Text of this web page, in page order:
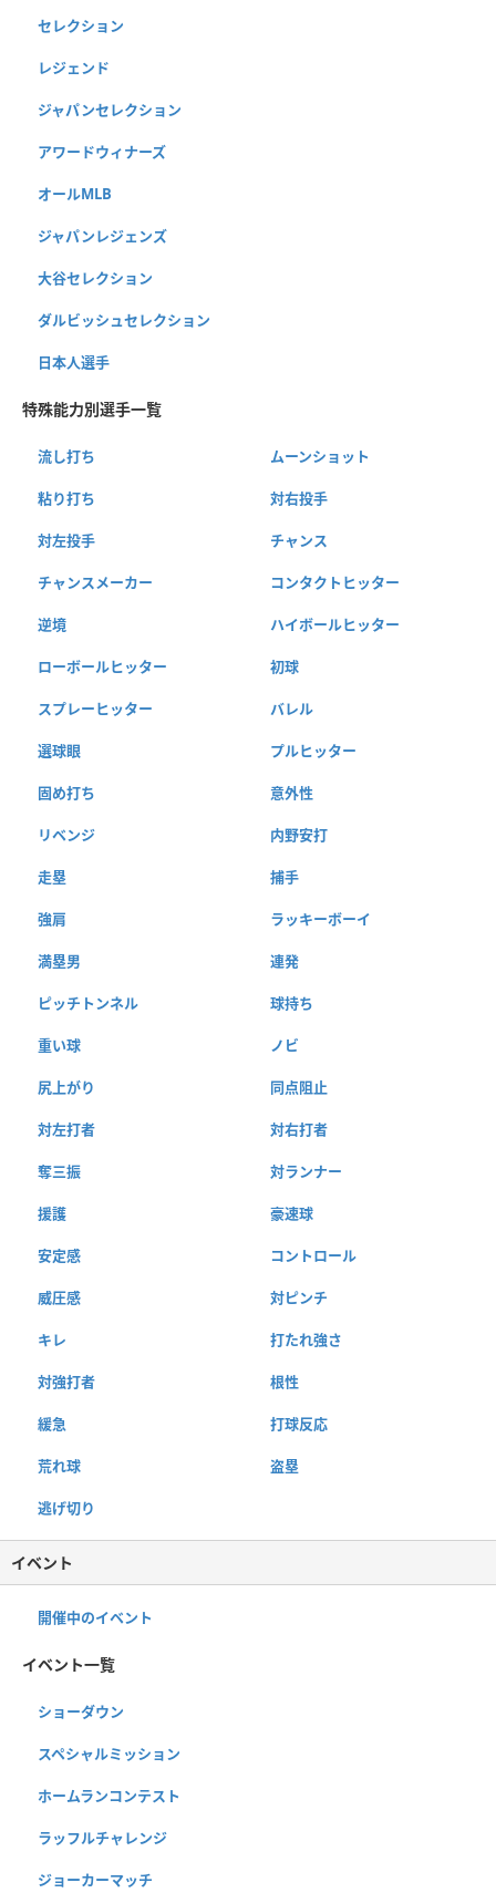
セレクション
レジェンド
ジャパンセレクション
アワードウィナーズ
オールMLB
ジャパンレジェンズ
大谷セレクション
ダルビッシュセレクション
日本人選手
特殊能力別選手一覧
流し打ち ムーンショット
粘り打ち 対右投手
対左投手 チャンス
チャンスメーカー コンタクトヒッター
逆境 ハイボールヒッター
ローボールヒッター 初球
スプレーヒッター バレル
選球眼 プルヒッター
固め打ち 意外性
リベンジ 内野安打
走塁 捕手
強肩 ラッキーボーイ
満塁男 連発
ピッチトンネル 球持ち
重い球 ノビ
尻上がり 同点阻止
対左打者 対右打者
奪三振 対ランナー
援護 豪速球
安定感 コントロール
威圧感 対ピンチ
キレ 打たれ強さ
対強打者 根性
緩急 打球反応
荒れ球 盗塁
逃げ切り
イベント
開催中のイベント
イベント一覧
ショーダウン
スペシャルミッション
ホームランコンテスト
ラッフルチャレンジ
ジョーカーマッチ